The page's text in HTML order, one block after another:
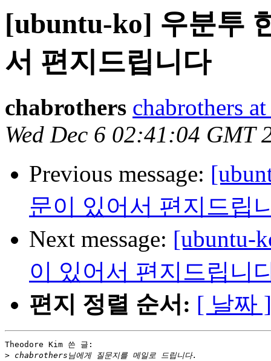
[ubuntu-ko] 우분투
서 편지드립니다
chabrothers chabrothers
Wed Dec 6 02:41:04 GMT
Previous message:
문이 있어서 편지드립
Next message: [ubuntu-
이 있어서 편지드립니
편지 정렬 순서: [ 날짜 ]
Theodore Kim 쓴 글:
>